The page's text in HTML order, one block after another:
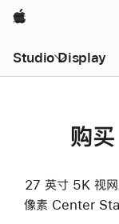
Apple
Studio Display
购
27 英寸 5K 视网
像素 Center